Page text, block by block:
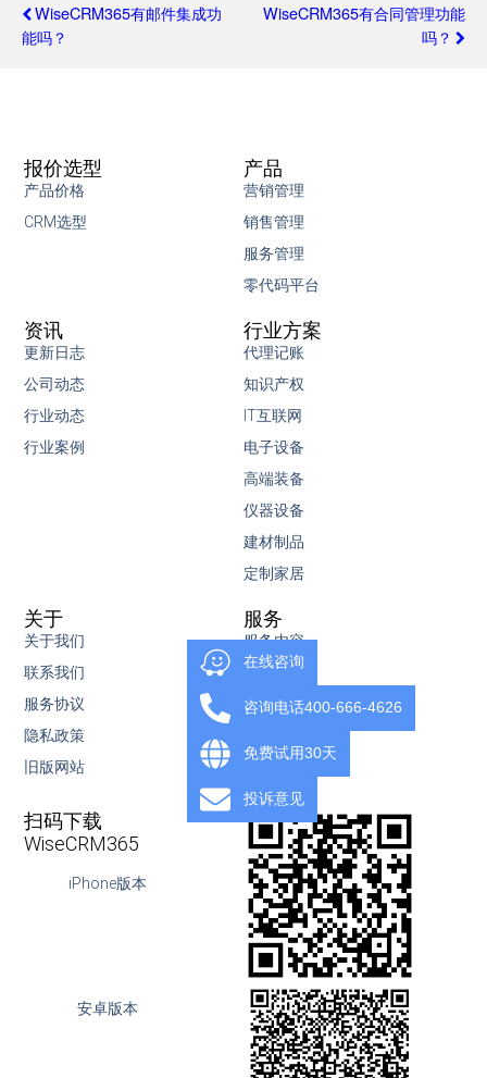
WiseCRM365有邮件集成功
能吗？
WiseCRM365有合同管理功能
吗？
产品
营销管理
销售管理
服务管理
零代码平台
报价选型
产品价格
CRM选型
行业方案
代理记账
知识产权
IT互联网
电子设备
高端装备
仪器设备
建材制品
定制家居
资讯
更新日志
公司动态
行业动态
行业案例
服务
服务内容
知识库
视频教程
关于
关于我们
联系我们
服务协议
隐私政策
旧版网站
扫码下载
WiseCRM365
iPhone版本
安卓版本
在线咨询
咨询电话400-666-4626
免费试用30天
投诉意见